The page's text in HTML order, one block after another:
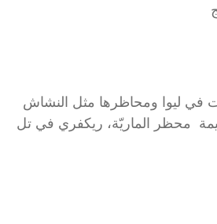
في ليوا ومحاظرها مثل النشاش
محظر الماريّة، ريكفري في تل